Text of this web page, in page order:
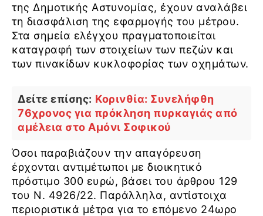
της Δημοτικής Αστυνομίας, έχουν αναλάβει
τη διασφάλιση της εφαρμογής του μέτρου.
Στα σημεία ελέγχου πραγματοποιείται
καταγραφή των στοιχείων των πεζών και
των πινακίδων κυκλοφορίας των οχημάτων.
Δείτε επίσης: Κορινθία: Συνελήφθη
76χρονος για πρόκληση πυρκαγιάς από
αμέλεια στο Αμόνι Σοφικού
Όσοι παραβιάζουν την απαγόρευση
έρχονται αντιμέτωποι με διοικητικό
πρόστιμο 300 ευρώ, βάσει του άρθρου 129
του Ν. 4926/22. Παράλληλα, αντίστοιχα
περιοριστικά μέτρα για το επόμενο 24ωρο